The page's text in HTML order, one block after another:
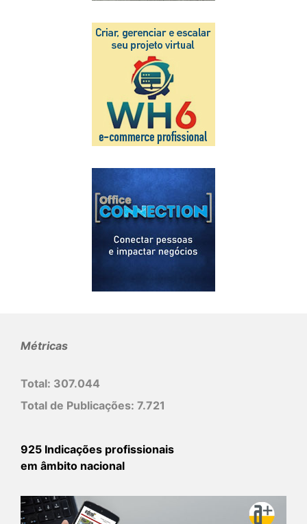
Métricas
Total: 307.044
Total de Publicações: 7.721
925 Indicações profissionais
em âmbito nacional